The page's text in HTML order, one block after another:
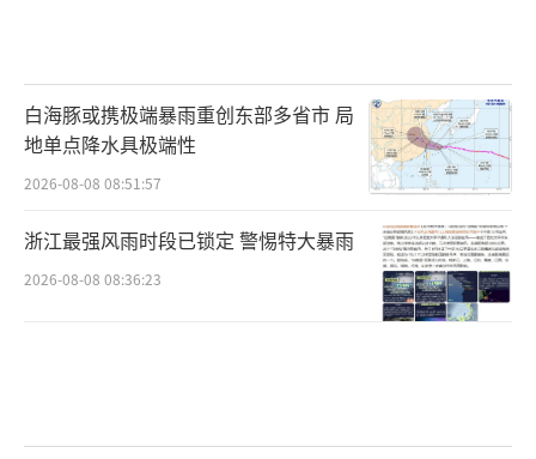
白海豚或携极端暴雨重创东部多省市 局
地单点降水具极端性
2026-08-08 08:51:57
浙江最强风雨时段已锁定 警惕特大暴雨
2026-08-08 08:36:23